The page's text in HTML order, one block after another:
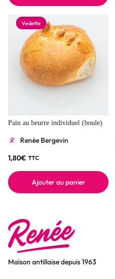
Vedette
Pain au beurre individuel (boule)
Renée Bergevin
1,80€ TTC
Ajouter au panier
Maison antillaise depuis 1963